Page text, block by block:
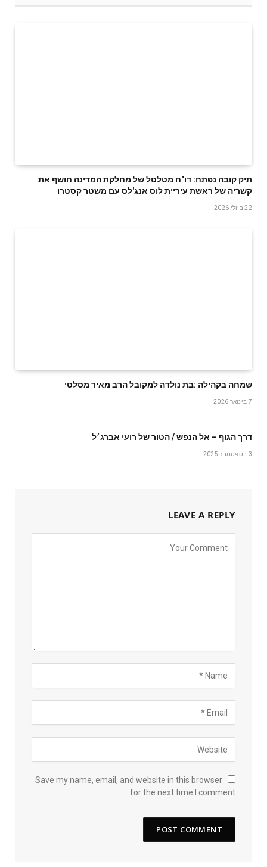
תיק קובה נפתח: דו"ח מטלטל של מחלקת המדינה חושף את
קשריה של ראשת עיריית לוס אנג'לס עם משטר קסטרו
22 ביולי 2026
שמחה‭ ‬בקהילה‭: ‬בת‭ ‬נולדה‭ ‬למקובל‭ ‬הרב‭ ‬מאיר‭ ‬מסלטי
7 בינואר 2026
דרך הגוף – אל הנפש / הטור של רועי אברג׳ל
3 בספטמבר 2025
LEAVE A REPLY
Save my name, email, and website in this browser
for the next time I comment.